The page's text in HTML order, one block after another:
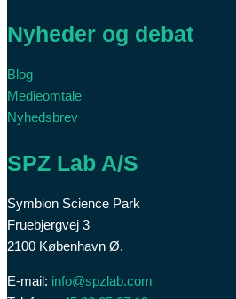
Nyheder og debat
Blog
Medieomtale
Nyhedsbrev
SPZ Lab A/S
Symbion Science Park
Fruebjergvej 3
2100 København Ø.
E-mail: info@spzlab.com